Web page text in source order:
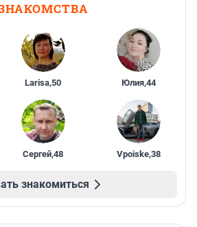
Larisa,50 Юлия,44
Сергей,48 Vpoiske,38
знакомиться